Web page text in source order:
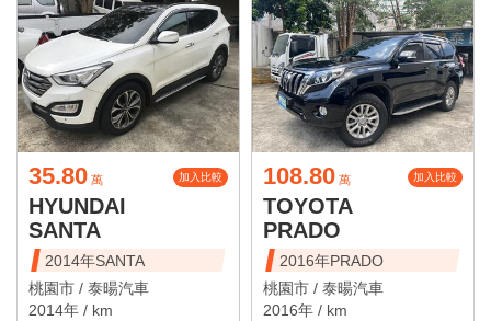
35.80 萬 加入比較
HYUNDAI
SANTA
2014年SANTA
桃園市 / 泰暘汽車
2014年 / km
108.80 萬 加入比較
TOYOTA
PRADO
2016年PRADO
桃園市 / 泰暘汽車
2016年 / km